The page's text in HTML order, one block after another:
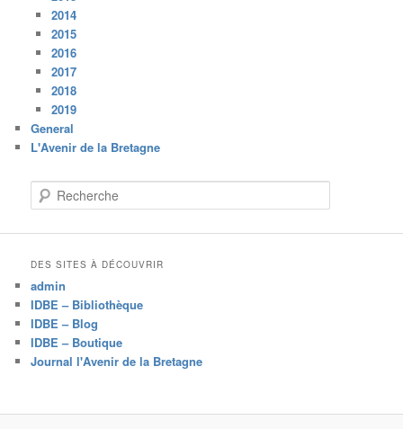
2014
2015
2016
2017
2018
2019
General
L'Avenir de la Bretagne
e
e
c
h
e
DES SITES À DÉCOUVRIR
admin
IDBE – Bibliothèque
IDBE – Blog
IDBE – Boutique
Journal l'Avenir de la Bretagne